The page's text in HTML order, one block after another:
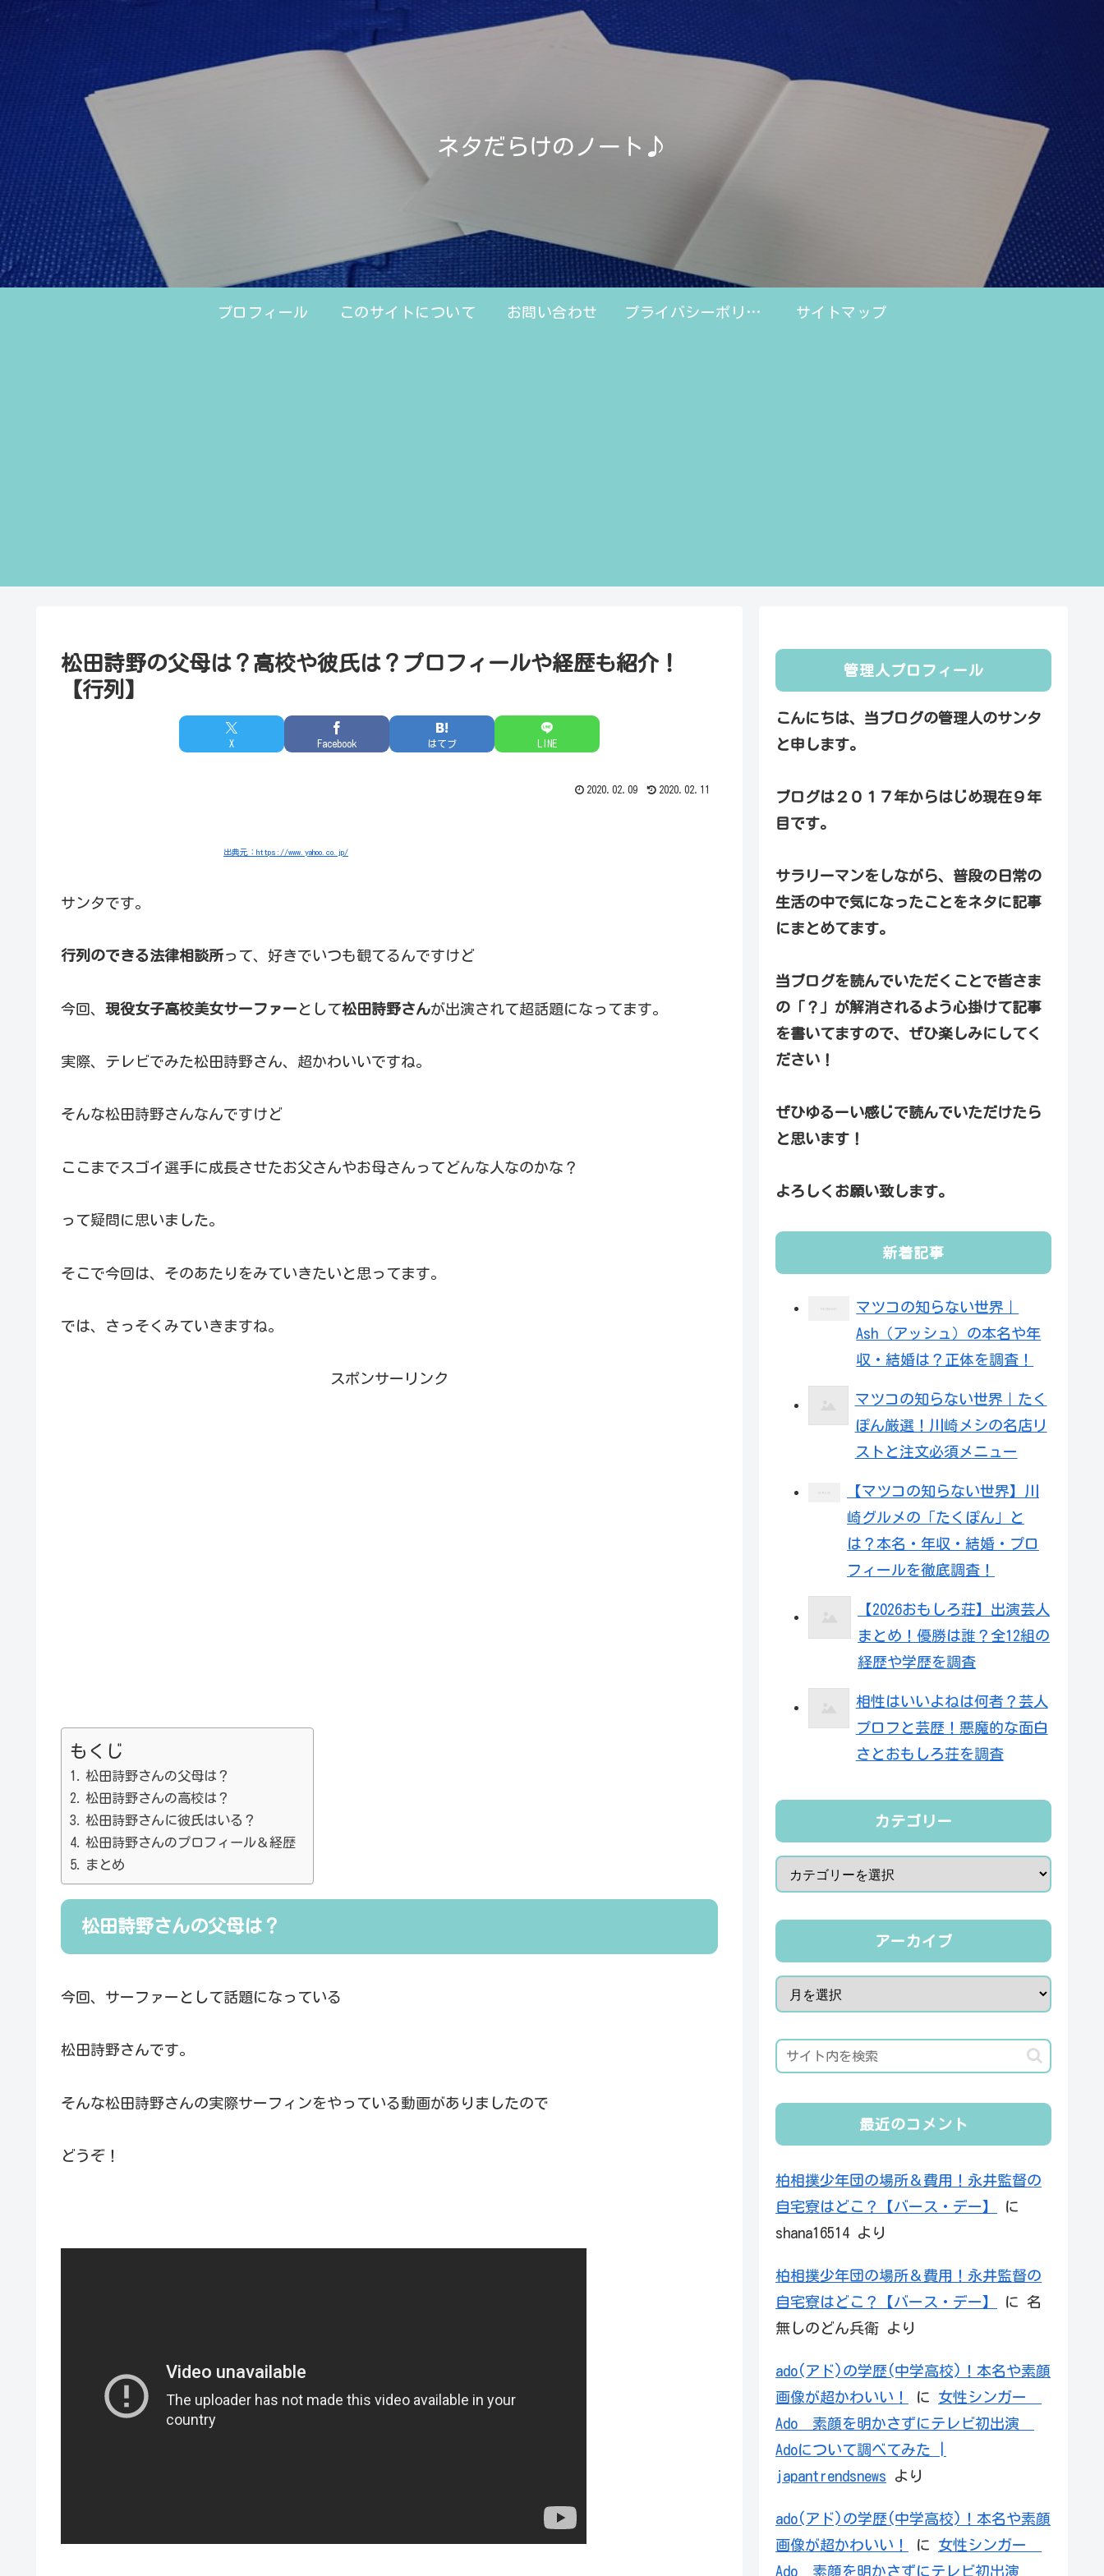
ネタだらけのノート♪
プロフィール このサイトについて お問い合わせ プライバシーポリシー サイトマップ
松田詩野の父母は？高校や彼氏は？プロフィールや経歴も紹介！
【行列】
X Facebook はてブ LINE
2020.02.09 2020.02.11
出典元：https://www.yahoo.co.jp/
サンタです。
行列のできる法律相談所って、好きでいつも観てるんですけど
今回、 現役女子高校美女サーファー として松田詩野さんが出演されて超話題になってます。
実際、テレビでみた松田詩野さん、超かわいいですね。
そんな松田詩野さんなんですけど
ここまでスゴイ選手に成長させたお父さんやお母さんってどんな人なのかな？
って疑問に思いました。
そこで今回は、そのあたりをみていきたいと思ってます。
では、さっそくみていきますね。
スポンサーリンク
もくじ
松田詩野さんの父母は？
松田詩野さんの高校は？
松田詩野さんに彼氏はいる？
松田詩野さんのプロフィール＆経歴
まとめ
松田詩野さんの父母は？
今回、サーファーとして話題になっている
松田詩野さんです。
そんな松田詩野さんの実際サーフィンをやっている動画がありましたので
どうぞ！
管理人プロフィール
こんにちは、当ブログの管理人のサンタ
と申します。
ブログは２０１７年からはじめ現在９年
目です。
サラリーマンをしながら、普段の日常の
生活の中で気になったことをネタに記事
にまとめてます。
当ブログを読んでいただくことで皆さま
の「？」が解消されるよう心掛けて記事
を書いてますので、ぜひ楽しみにしてく
ださい！
ぜひゆるーい感じで読んでいただけたら
と思います！
よろしくお願い致します。
新着記事
マツコの知らない世界｜
Ash（アッシュ）の本名や年
収・結婚は？正体を調査！
マツコの知らない世界｜たく
ぽん厳選！川崎メシの名店リ
ストと注文必須メニュー
【マツコの知らない世界】川
崎グルメの「たくぽん」と
は？本名・年収・結婚・プロ
フィールを徹底調査！
【2026おもしろ荘】出演芸人
まとめ！優勝は誰？全12組の
経歴や学歴を調査
相性はいいよねは何者？芸人
プロフと芸歴！悪魔的な面白
さとおもしろ荘を調査
カテゴリー
アーカイブ
最近のコメント
柏相撲少年団の場所＆費用！永井監督の
自宅寮はどこ？【バース・デー】
に
shana16514 より
柏相撲少年団の場所＆費用！永井監督の
自宅寮はどこ？【バース・デー】
に 名
無しのどん兵衛 より
ado(アド)の学歴(中学高校)！本名や素顔
画像が超かわいい！
に 女性シンガー
Ado 素顔を明かさずにテレビ初出演
Adoについて調べてみた |
japantrendsnews より
ado(アド)の学歴(中学高校)！本名や素顔
画像が超かわいい！
に 女性シンガー
Ado 素顔を明かさずにテレビ初出演